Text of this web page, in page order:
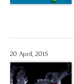
20 April, 2015